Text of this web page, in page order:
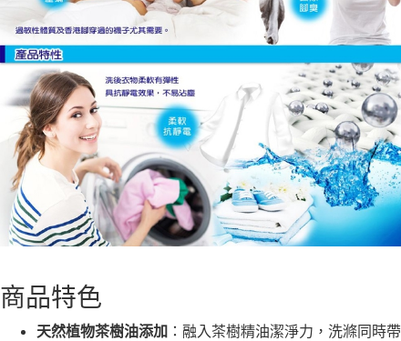
商品特色
天然植物茶樹油添加 ：融入茶樹精油潔淨力，洗滌同時帶